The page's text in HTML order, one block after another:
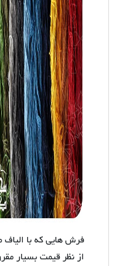
فرش هایی که با
از نظر قیمت بسیار